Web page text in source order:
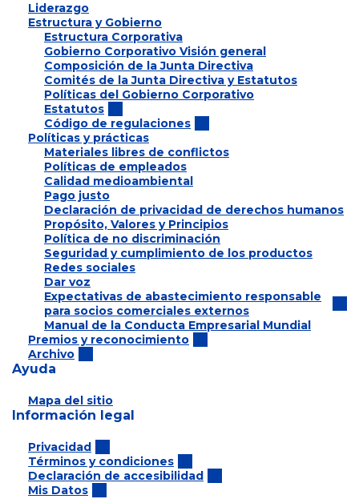
Liderazgo
Estructura y Gobierno
Estructura Corporativa
Gobierno Corporativo Visión general
Composición de la Junta Directiva
Comités de la Junta Directiva y Estatutos
Políticas del Gobierno Corporativo
Estatutos
Código de regulaciones
Políticas y prácticas
Materiales libres de conflictos
Políticas de empleados
Calidad medioambiental
Pago justo
Declaración de privacidad de derechos humanos
Propósito, Valores y Principios
Política de no discriminación
Seguridad y cumplimiento de los productos
Redes sociales
Dar voz
Expectativas de abastecimiento responsable
para socios comerciales externos
Manual de la Conducta Empresarial Mundial
Premios y reconocimiento
Archivo
Ayuda
Mapa del sitio
Información legal
Privacidad
Términos y condiciones
Declaración de accesibilidad
Mis Datos